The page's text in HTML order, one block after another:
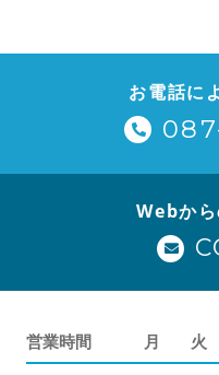
お電話に
Webか
営業時間 月 火